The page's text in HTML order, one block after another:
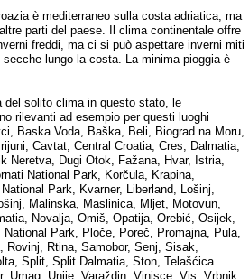
è mediterraneo sulla costa adriatica, ma
parti del paese. Il clima continentale offre
freddi, ma ci si può aspettare inverni miti
lungo la costa. La minima pioggia è
del solito clima in questo stato, le
rilevanti ad esempio per questi luoghi
Baska Voda, Baška, Beli, Biograd na Moru,
Cavtat, Central Croatia, Cres, Dalmatia,
Neretva, Dugi Otok, Fažana, Hvar, Istria,
National Park, Korčula, Krapina,
Park, Kvarner, Liberland, Lošinj,
Malinska, Maslinica, Mljet, Motovun,
Novalja, Omiš, Opatija, Orebić, Osijek,
Park, Ploče, Poreč, Promajna, Pula,
Rovinj, Rtina, Samobor, Senj, Sisak,
Split, Split Dalmatia, Ston, Telašćica
Umag, Unije, Varaždin, Vinisce, Vis, Vrbnik,